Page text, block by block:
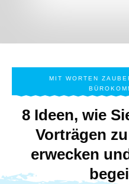
MIT WORTEN
8 Ideen, wie
Vorträgen
erwecken